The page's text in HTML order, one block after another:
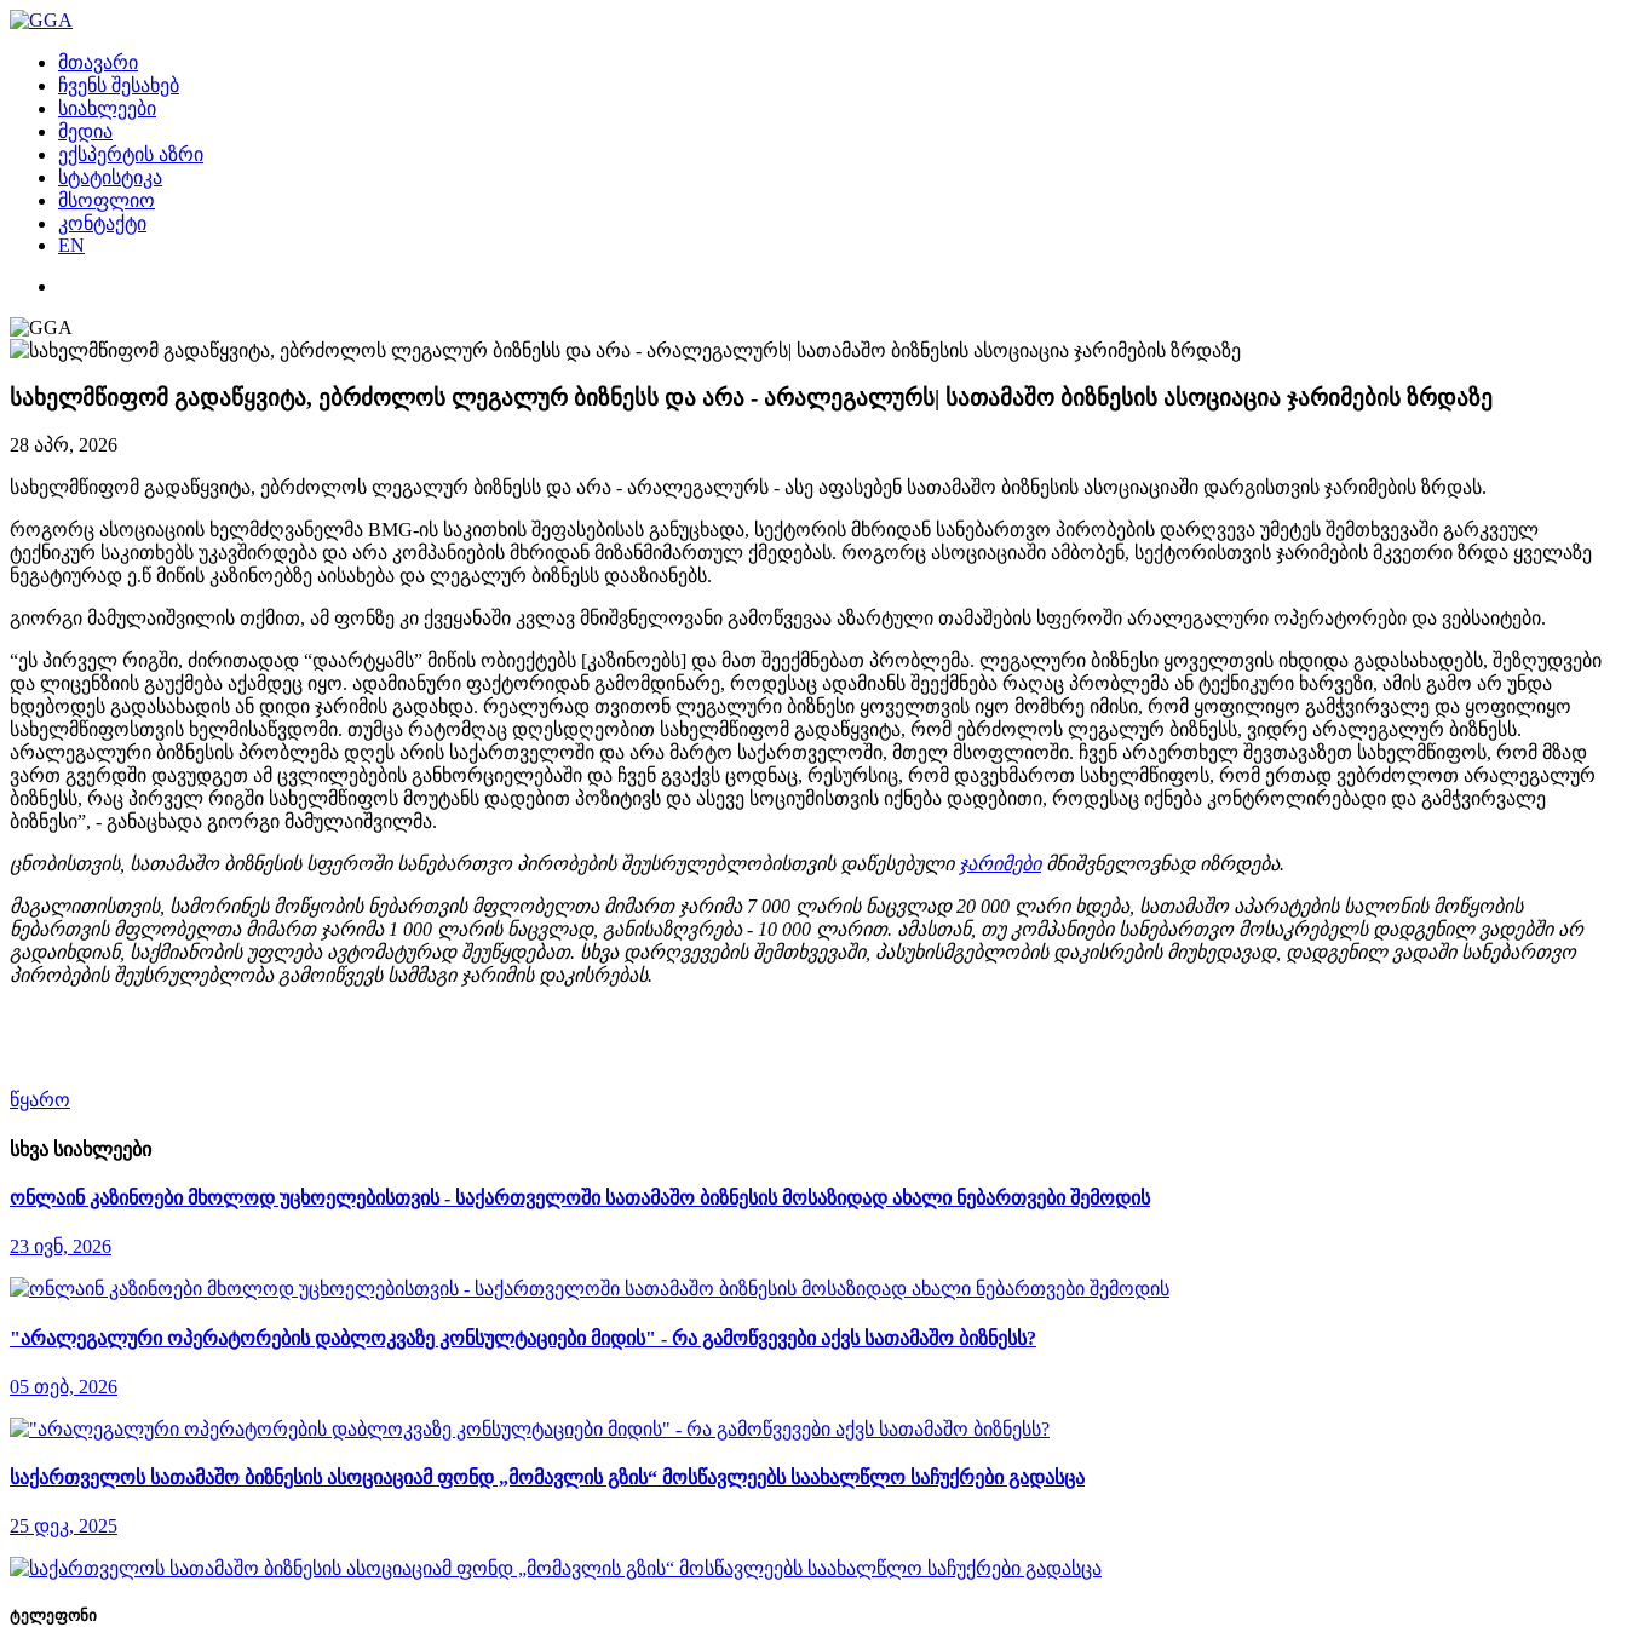
მთავარი
ჩვენს შესახებ
სიახლეები
მედია
ექსპერტის აზრი
სტატისტიკა
მსოფლიო
კონტაქტი
EN
სახელმწიფომ გადაწყვიტა, ებრძოლოს ლეგალურ ბიზნესს და არა - არალეგალურს| სათამაშო ბიზნესის ასოციაცია ჯარიმების ზრდაზე
28 აპრ, 2026
სახელმწიფომ გადაწყვიტა, ებრძოლოს ლეგალურ ბიზნესს და არა - არალეგალურს - ასე აფასებენ სათამაშო ბიზნესის ასოციაციაში დარგისთვის ჯარიმების ზრდას.
როგორც ასოციაციის ხელმძღვანელმა BMG-ის საკითხის შეფასებისას განუცხადა, სექტორის მხრიდან სანებართვო პირობების დარღვევა უმეტეს შემთხვევაში გარკვეულ
ტექნიკურ საკითხებს უკავშირდება და არა კომპანიების მხრიდან მიზანმიმართულ ქმედებას. როგორც ასოციაციაში ამბობენ, სექტორისთვის ჯარიმების მკვეთრი ზრდა ყველაზე
ნეგატიურად ე.წ მიწის კაზინოებზე აისახება და ლეგალურ ბიზნესს დააზიანებს.
გიორგი მამულაიშვილის თქმით, ამ ფონზე კი ქვეყანაში კვლავ მნიშვნელოვანი გამოწვევაა აზარტული თამაშების სფეროში არალეგალური ოპერატორები და ვებსაიტები.
“ეს პირველ რიგში, ძირითადად “დაარტყამს” მიწის ობიექტებს [კაზინოებს] და მათ შეექმნებათ პრობლემა. ლეგალური ბიზნესი ყოველთვის იხდიდა გადასახადებს, შეზღუდვები
და ლიცენზიის გაუქმება აქამდეც იყო. ადამიანური ფაქტორიდან გამომდინარე, როდესაც ადამიანს შეექმნება რაღაც პრობლემა ან ტექნიკური ხარვეზი, ამის გამო არ უნდა
ხდებოდეს გადასახადის ან დიდი ჯარიმის გადახდა. რეალურად თვითონ ლეგალური ბიზნესი ყოველთვის იყო მომხრე იმისი, რომ ყოფილიყო გამჭვირვალე და ყოფილიყო
სახელმწიფოსთვის ხელმისაწვდომი. თუმცა რატომღაც დღესდღეობით სახელმწიფომ გადაწყვიტა, რომ ებრძოლოს ლეგალურ ბიზნესს, ვიდრე არალეგალურ ბიზნესს.
არალეგალური ბიზნესის პრობლემა დღეს არის საქართველოში და არა მარტო საქართველოში, მთელ მსოფლიოში. ჩვენ არაერთხელ შევთავაზეთ სახელმწიფოს, რომ მზად
ვართ გვერდში დავუდგეთ ამ ცვლილებების განხორციელებაში და ჩვენ გვაქვს ცოდნაც, რესურსიც, რომ დავეხმაროთ სახელმწიფოს, რომ ერთად ვებრძოლოთ არალეგალურ
ბიზნესს, რაც პირველ რიგში სახელმწიფოს მოუტანს დადებით პოზიტივს და ასევე სოციუმისთვის იქნება დადებითი, როდესაც იქნება კონტროლირებადი და გამჭვირვალე
ბიზნესი”, - განაცხადა გიორგი მამულაიშვილმა.
ცნობისთვის, სათამაშო ბიზნესის სფეროში სანებართვო პირობების შეუსრულებლობისთვის დაწესებული ჯარიმებიმნიშვნელოვნად იზრდება.
მაგალითისთვის, სამორინეს მოწყობის ნებართვის მფლობელთა მიმართ ჯარიმა 7 000 ლარის ნაცვლად 20 000 ლარი ხდება, სათამაშო აპარატების სალონის მოწყობის
ნებართვის მფლობელთა მიმართ ჯარიმა 1 000 ლარის ნაცვლად, განისაზღვრება - 10 000 ლარით. ამასთან, თუ კომპანიები სანებართვო მოსაკრებელს დადგენილ ვადებში არ
გადაიხდიან, საქმიანობის უფლება ავტომატურად შეუწყდებათ. სხვა დარღვევების შემთხვევაში, პასუხისმგებლობის დაკისრების მიუხედავად, დადგენილ ვადაში სანებართვო
პირობების შეუსრულებლობა გამოიწვევს სამმაგი ჯარიმის დაკისრებას.
წყარო
სხვა სიახლეები
ონლაინ კაზინოები მხოლოდ უცხოელებისთვის - საქართველოში სათამაშო ბიზნესის მოსაზიდად ახალი ნებართვები შემოდის
23 ივნ, 2026
"არალეგალური ოპერატორების დაბლოკვაზე კონსულტაციები მიდის" - რა გამოწვევები აქვს სათამაშო ბიზნესს?
05 თებ, 2026
საქართველოს სათამაშო ბიზნესის ასოციაციამ ფონდ „მომავლის გზის“ მოსწავლეებს საახალწლო საჩუქრები გადასცა
25 დეკ, 2025
ტელეფონი